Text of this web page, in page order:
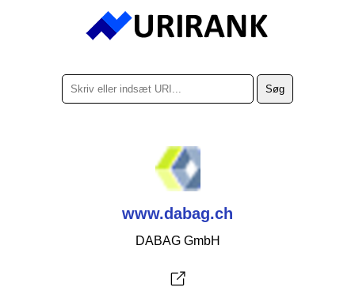
www.dabag.ch
DABAG GmbH